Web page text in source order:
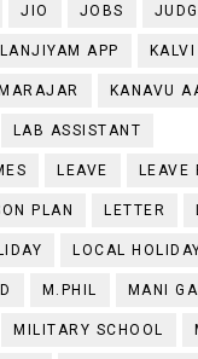
JIO JOBS
APP
KANAVU
LAB ASSISTANT
LEAVE LEAVE
PLAN LETTER
LOCAL
M.PHIL MANI
MILITARY SCHOOL